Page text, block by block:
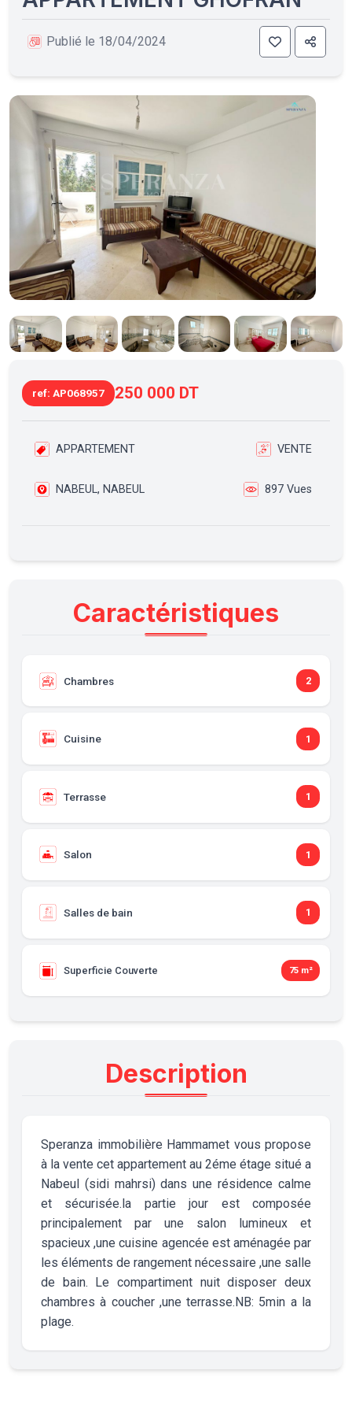
Publié le 18/04/2024
ref: AP068957 250 000 DT
APPARTEMENT VENTE
NABEUL, NABEUL 897 Vues
Caractéristiques
Chambres 2
Cuisine 1
Terrasse 1
Salon 1
Salles de bain 1
Superficie Couverte 75 m²
Description
Speranza immobilière Hammamet vous propose
à la vente cet appartement au 2éme étage situé a
Nabeul (sidi mahrsi) dans une résidence calme
et sécurisée.la partie jour est composée
principalement par une salon lumineux et
spacieux ,une cuisine agencée est aménagée par
les éléments de rangement nécessaire ,une salle
de bain. Le compartiment nuit disposer deux
chambres à coucher ,une terrasse.NB: 5min a la
plage.